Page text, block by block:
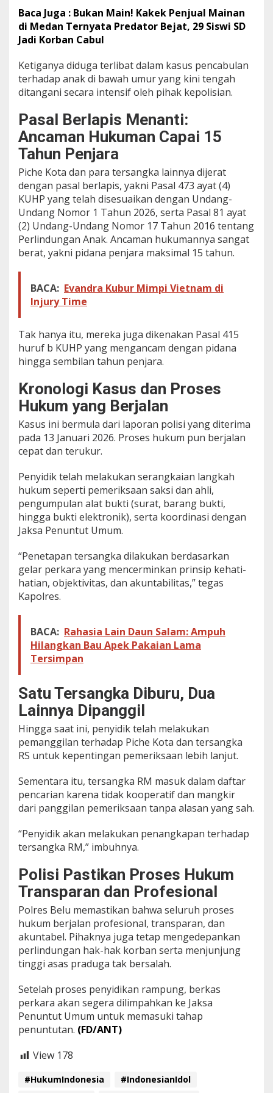
Baca Juga : Bukan Main! Kakek Penjual Mainan
di Medan Ternyata Predator Bejat, 29 Siswi SD
Jadi Korban Cabul
Ketiganya diduga terlibat dalam kasus pencabulan
terhadap anak di bawah umur yang kini tengah
ditangani secara intensif oleh pihak kepolisian.
Pasal Berlapis Menanti:
Ancaman Hukuman Capai 15
Tahun Penjara
Piche Kota dan para tersangka lainnya dijerat
dengan pasal berlapis, yakni Pasal 473 ayat (4)
KUHP yang telah disesuaikan dengan Undang-
Undang Nomor 1 Tahun 2026, serta Pasal 81 ayat
(2) Undang-Undang Nomor 17 Tahun 2016 tentang
Perlindungan Anak. Ancaman hukumannya sangat
berat, yakni pidana penjara maksimal 15 tahun.
BACA: Evandra Kubur Mimpi Vietnam di
Injury Time
Tak hanya itu, mereka juga dikenakan Pasal 415
huruf b KUHP yang mengancam dengan pidana
hingga sembilan tahun penjara.
Kronologi Kasus dan Proses
Hukum yang Berjalan
Kasus ini bermula dari laporan polisi yang diterima
pada 13 Januari 2026. Proses hukum pun berjalan
cepat dan terukur.
Penyidik telah melakukan serangkaian langkah
hukum seperti pemeriksaan saksi dan ahli,
pengumpulan alat bukti (surat, barang bukti,
hingga bukti elektronik), serta koordinasi dengan
Jaksa Penuntut Umum.
“Penetapan tersangka dilakukan berdasarkan
gelar perkara yang mencerminkan prinsip kehati-
hatian, objektivitas, dan akuntabilitas,” tegas
Kapolres.
BACA: Rahasia Lain Daun Salam: Ampuh
Hilangkan Bau Apek Pakaian Lama
Tersimpan
Satu Tersangka Diburu, Dua
Lainnya Dipanggil
Hingga saat ini, penyidik telah melakukan
pemanggilan terhadap Piche Kota dan tersangka
RS untuk kepentingan pemeriksaan lebih lanjut.
Sementara itu, tersangka RM masuk dalam daftar
pencarian karena tidak kooperatif dan mangkir
dari panggilan pemeriksaan tanpa alasan yang sah.
“Penyidik akan melakukan penangkapan terhadap
tersangka RM,” imbuhnya.
Polisi Pastikan Proses Hukum
Transparan dan Profesional
Polres Belu memastikan bahwa seluruh proses
hukum berjalan profesional, transparan, dan
akuntabel. Pihaknya juga tetap mengedepankan
perlindungan hak-hak korban serta menjunjung
tinggi asas praduga tak bersalah.
Setelah proses penyidikan rampung, berkas
perkara akan segera dilimpahkan ke Jaksa
Penuntut Umum untuk memasuki tahap
penuntutan. (FD/ANT)
View 178
#HukumIndonesia
#IndonesianIdol